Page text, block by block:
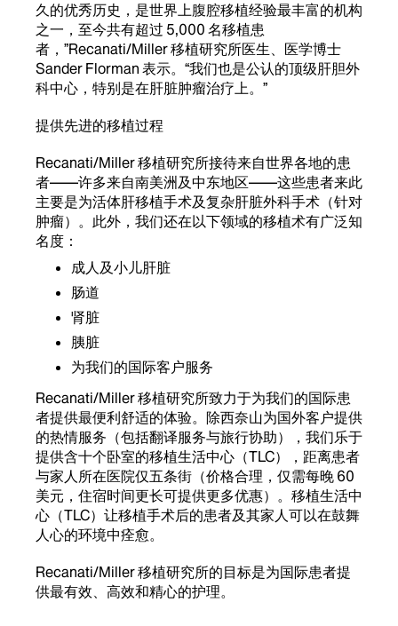
久的优秀历史，是世界上腹腔移植经验最丰富的机构
之一，至今共有超过 5,000 名移植患
者，”Recanati/Miller 移植研究所医生、医学博士
Sander Florman 表示。“我们也是公认的顶级肝胆外
科中心，特别是在肝脏肿瘤治疗上。”
提供先进的移植过程
Recanati/Miller 移植研究所接待来自世界各地的患
者——许多来自南美洲及中东地区——这些患者来此
主要是为活体肝移植手术及复杂肝脏外科手术（针对
肿瘤）。此外，我们还在以下领域的移植术有广泛知
名度：
成人及小儿肝脏
肠道
肾脏
胰脏
为我们的国际客户服务
Recanati/Miller 移植研究所致力于为我们的国际患
者提供最便利舒适的体验。除西奈山为国外客户提供
的热情服务（包括翻译服务与旅行协助），我们乐于
提供含十个卧室的移植生活中心（TLC），距离患者
与家人所在医院仅五条街（价格合理，仅需每晚 60
美元，住宿时间更长可提供更多优惠）。移植生活中
心（TLC）让移植手术后的患者及其家人可以在鼓舞
人心的环境中痊愈。
Recanati/Miller 移植研究所的目标是为国际患者提
供最有效、高效和精心的护理。